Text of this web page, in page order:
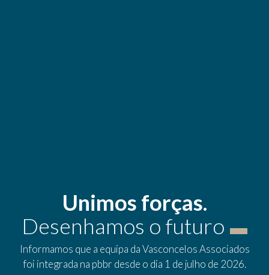
Unimos forças.
Desenhamos o futuro
Informamos que a equipa da Vasconcelos Associados
foi integrada na pbbr desde o dia 1 de julho de 2026.